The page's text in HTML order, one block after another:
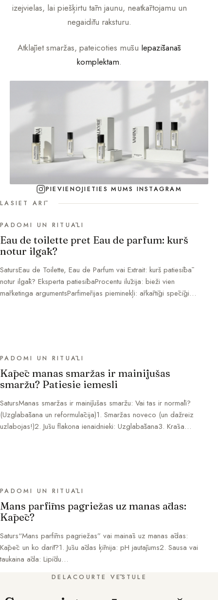
izejvielas, lai piešķirtu tām jaunu, neatkārtojamu un
negaidītu raksturu.
Atklājiet smaržas, pateicoties mūsu Iepazīšanās
komplektam.
PIEVIENOJIETIES MUMS INSTAGRAM
LASIET ARĪ
PADOMI UN RITUĀLI
Eau de toilette pret Eau de parfum: kurš
notur ilgāk?
SatursEau de Toilette, Eau de Parfum vai Extrait: kurš patiesībā
notur ilgāk? Eksperta patiesībaProcentu ilūzija: bieži vien
mārketinga argumentsParfimērijas pieminekļi: ārkārtīgi spēcīgi…
PADOMI UN RITUĀLI
Kāpēc manas smaržas ir mainījušas
smaržu? Patiesie iemesli
SatursManas smaržas ir mainījušas smaržu: Vai tas ir normāli?
(Uzglabāšana un reformulācija)1. Smaržas noveco (un dažreiz
uzlabojas!)2. Jūsu flakona ienaidnieki: Uzglabāšana3. Krāsa…
PADOMI UN RITUĀLI
Mans parfīms pagriežas uz manas ādas:
Kāpēc?
Saturs“Mans parfīms pagriežas” vai mainās uz manas ādas:
Kāpēc un ko darīt?1. Jūsu ādas ķīmija: pH jautājums2. Sausa vai
taukaina āda: Lipīdu…
DELACOURTE VĒSTULE